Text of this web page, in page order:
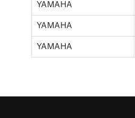
YAMAHA
YAMAHA
YAMAHA